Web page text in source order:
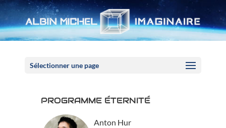
Sélectionner une page
PROGRAMME ÉTERNITÉ
Anton Hur
Panneau de gestion des cookies